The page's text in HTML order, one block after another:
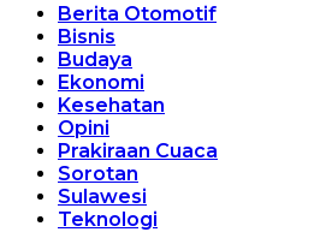
Berita Otomotif
Bisnis
Budaya
Ekonomi
Kesehatan
Opini
Prakiraan Cuaca
Sorotan
Sulawesi
Teknologi